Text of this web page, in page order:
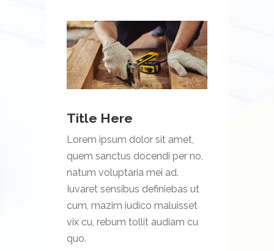
Title Here
Lorem ipsum dolor sit amet,
quem sanctus docendi per no,
natum voluptaria mei ad.
Iuvaret sensibus definiebas ut
cum, mazim iudico maluisset
vix cu, rebum tollit audiam cu
quo.